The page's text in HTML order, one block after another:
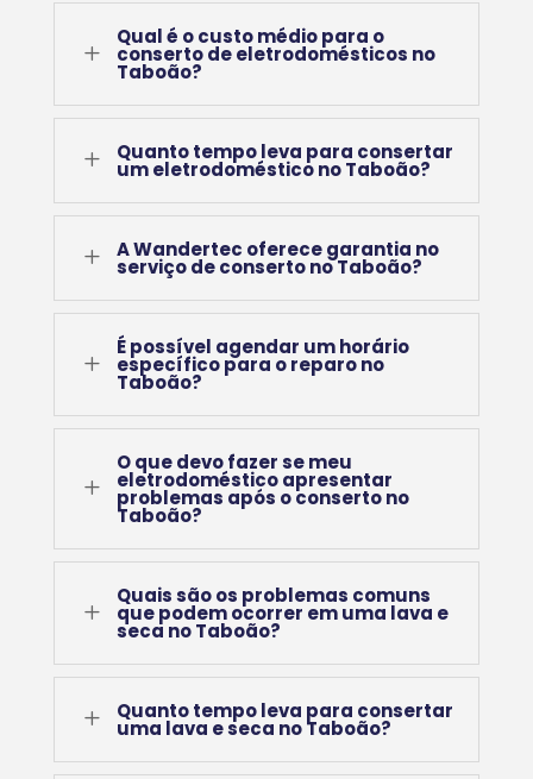
L
Qual é o custo médio para o
conserto de eletrodomésticos no
Taboão?
L Quanto tempo leva para consertar
um eletrodoméstico no Taboão?
L A Wandertec oferece garantia no
serviço de conserto no Taboão?
L
É possível agendar um horário
específico para o reparo no
Taboão?
L
O que devo fazer se meu
eletrodoméstico apresentar
problemas após o conserto no
Taboão?
L
Quais são os problemas comuns
que podem ocorrer em uma lava e
seca no Taboão?
L Quanto tempo leva para consertar
uma lava e seca no Taboão?